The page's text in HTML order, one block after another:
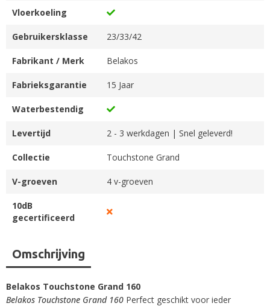
Vloerkoeling
Gebruikersklasse 23/33/42
Fabrikant / Merk Belakos
Fabrieksgarantie 15 Jaar
Waterbestendig
Levertijd 2 - 3 werkdagen | Snel geleverd!
Collectie Touchstone Grand
V-groeven 4 v-groeven
10dB
gecertificeerd
Omschrijving
Belakos Touchstone Grand 160
Belakos Touchstone Grand 160 Perfect geschikt voor ieder